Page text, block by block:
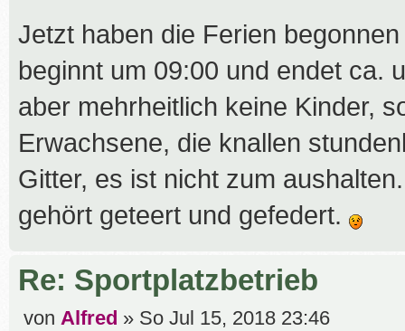
i
t
r
a
Jetzt haben die Ferien
beginnt um 09:00 und endet ca.
aber mehrheitlich keine Kinder,
Erwachsene, die knallen
Gitter, es ist nicht zum
gehört geteert und gefedert.
Re: Sportplatzbetrieb
B
von Alfred » So Jul 15, 2018 23:46